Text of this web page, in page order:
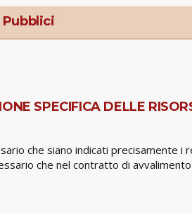
SPECIFICA DELLE
che siano indicati precisamente
che nel contratto di